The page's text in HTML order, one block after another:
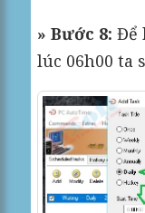
» Bước 8: Để
lúc 06h00 ta